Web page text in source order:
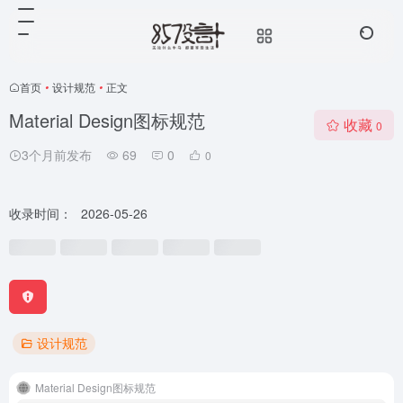
首页 • 设计规范 • 正文
Material Design图标规范
3个月前发布 69 0 0
收藏 0
收录时间： 2026-05-26
设计规范
Material Design图标规范